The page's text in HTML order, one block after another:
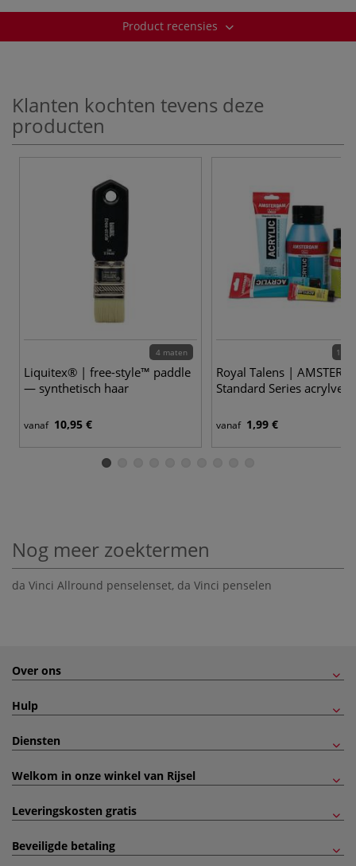
Product recensies
Klanten kochten tevens deze
producten
4 maten
Liquitex® | free-style™ paddle
— synthetisch haar
vanaf 10,95 €
102
Royal Talens |
Standard Series acrylverf
vanaf 1,99 €
Nog meer zoektermen
da Vinci Allround penselenset, da Vinci penselen
Over ons
Hulp
Diensten
Welkom in onze winkel van Rijsel
Leveringskosten gratis
Beveiligde betaling